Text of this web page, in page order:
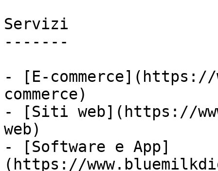
Servizi
-------
- [E-
commerce)
- [Siti web](https://
web)
- [Software e App]
(https://